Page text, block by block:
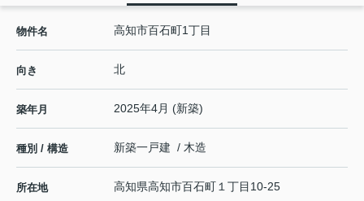
物件名 高知市百石町1丁目
向き 北
築年月 2025年4月 (新築)
種別 / 構造 新築一戸建 / 木造
所在地 高知県高知市百石町 １丁目10-25